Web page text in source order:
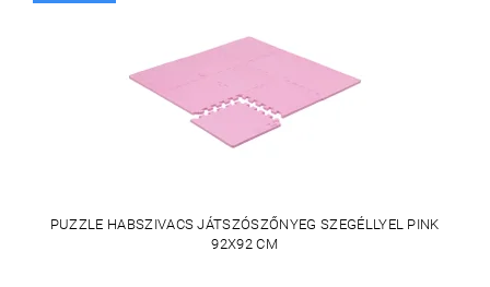
PUZZLE HABSZIVACS JÁTSZÓSZŐNYEG SZEGÉLLYEL PINK
92X92 CM